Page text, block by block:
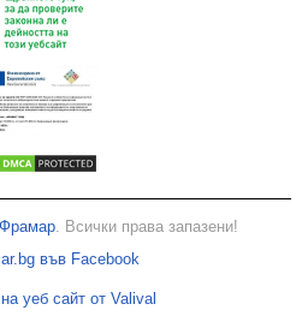
. Всички права запазени!
във Facebook
уеб сайт от Valival